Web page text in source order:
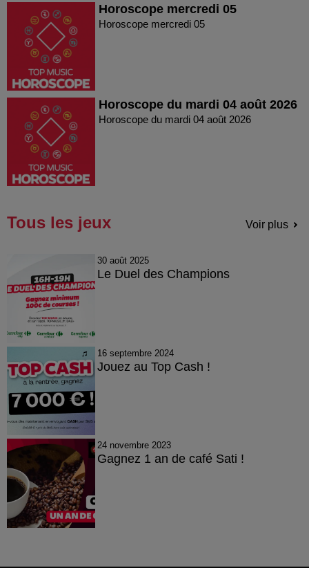
Horoscope mercredi 05
Horoscope mercredi 05
Horoscope du mardi 04 août 2026
Horoscope du mardi 04 août 2026
Tous les jeux Voir plus
30 août 2025
Le Duel des Champions
16 septembre 2024
Jouez au Top Cash !
24 novembre 2023
Gagnez 1 an de café Sati !